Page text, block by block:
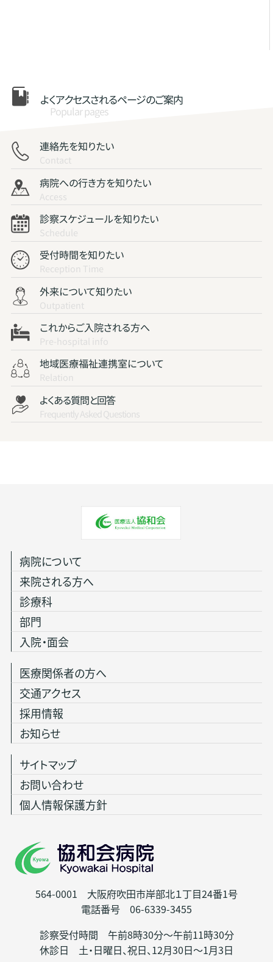
よくアクセスされるページのご案内
Popular pages
連絡先を知りたい
Contact
病院への行き方を知りたい
Access
診察スケジュールを知りたい
Schedule
受付時間を知りたい
Reception Time
外来について知りたい
Outpatient
これからご入院される方へ
Pre-hospital info
地域医療福祉連携室について
Relation
よくある質問と回答
Frequently Asked Questions
564-0001 大阪府吹田市岸部北１丁目24番1号
電話番号 06-6339-3455
診察受付時間 午前8時30分～午前11時30分
休診日 土・日曜日、祝日、12月30日～1月3日
病院について
来院される方へ
診療科
部門
入院・面会
医療関係者の方へ
交通アクセス
採用情報
お知らせ
サイトマップ
お問い合わせ
個人情報保護方針